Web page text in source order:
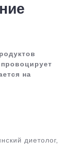
на
диетолог,